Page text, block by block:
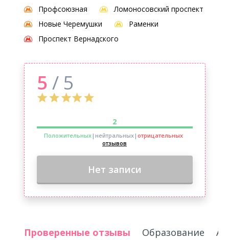
Профсоюзная
Ломоносовский проспект
Новые Черемушки
Раменки
Проспект Вернадского
5 / 5
2
Положительных|нейтральных| отрицательных
отзывов
Нет записи
Проверенные отзывы Образование